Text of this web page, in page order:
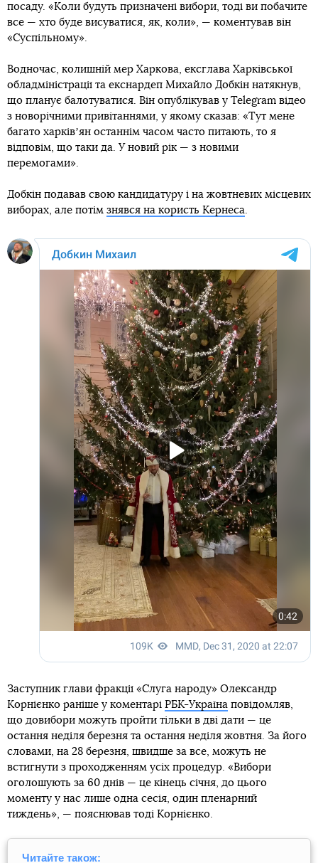
посаду. «Коли будуть призначені вибори, тоді ви побачите
все — хто буде висуватися, як, коли», — коментував він
«Суспільному».
Водночас, колишній мер Харкова, ексглава Харківської
обладміністрації та екснардеп Михайло Добкін натякнув,
що планує балотуватися. Він опублікував у Telegram відео
з новорічними привітаннями, у якому сказав: «Тут мене
багато харківʼян останнім часом часто питають, то я
відповім, що таки да. У новий рік — з новими
перемогами».
Добкін подавав свою кандидатуру і на жовтневих місцевих
виборах, але потім знявся на користь Кернеса.
Заступник глави фракції «Слуга народу» Олександр
Корнієнко раніше у коментарі РБК-Україна повідомляв,
що довибори можуть пройти тільки в дві дати — це
остання неділя березня та остання неділя жовтня. За його
словами, на 28 березня, швидше за все, можуть не
встигнути з проходженням усіх процедур. «Вибори
оголошують за 60 днів — це кінець січня, до цього
моменту у нас лише одна сесія, один пленарний
тиждень», — пояснював тоді Корнієнко.
Читайте також: